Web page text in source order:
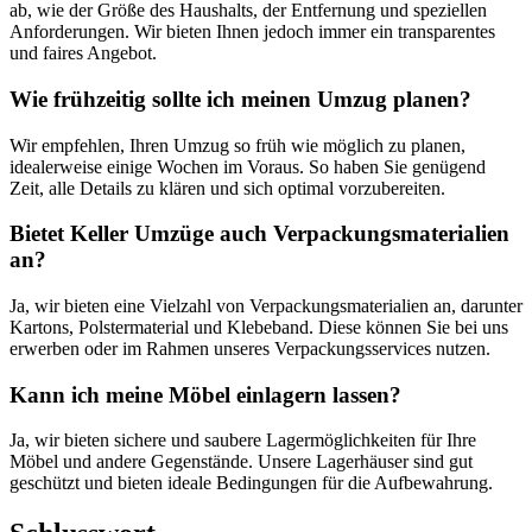
ab, wie der Größe des Haushalts, der Entfernung und speziellen
Anforderungen. Wir bieten Ihnen jedoch immer ein transparentes
und faires Angebot.
Wie frühzeitig sollte ich meinen Umzug planen?
Wir empfehlen, Ihren Umzug so früh wie möglich zu planen,
idealerweise einige Wochen im Voraus. So haben Sie genügend
Zeit, alle Details zu klären und sich optimal vorzubereiten.
Bietet Keller Umzüge auch Verpackungsmaterialien
an?
Ja, wir bieten eine Vielzahl von Verpackungsmaterialien an, darunter
Kartons, Polstermaterial und Klebeband. Diese können Sie bei uns
erwerben oder im Rahmen unseres Verpackungsservices nutzen.
Kann ich meine Möbel einlagern lassen?
Ja, wir bieten sichere und saubere Lagermöglichkeiten für Ihre
Möbel und andere Gegenstände. Unsere Lagerhäuser sind gut
geschützt und bieten ideale Bedingungen für die Aufbewahrung.